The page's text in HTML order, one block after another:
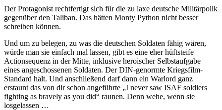
Der Protagonist rechtfertigt sich für die zu laxe deutsche Militärpolik
gegenüber den Taliban. Das hätten Monty Python nicht besser
schreiben können.
Und um zu belegen, zu was die deutschen Soldaten fähig wären,
würde man sie einfach mal lassen, gibt es eine eher hüftsteife
Actionsequenz in der Mitte, inklusive heroischer Selbstaufgabe
eines angeschossenen Soldaten. Der DIN-genormte Kriegsfilm-
Standard halt. Und anschließend darf dann ein Warlord ganz
erstaunt das von dir schon angeführte „I never saw ISAF soldiers
fighting as bravely as you did“ raunen. Denn wehe, wenn sie
losgelassen …